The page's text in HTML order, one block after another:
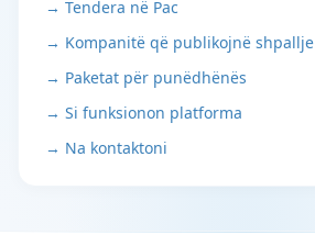
→ Tendera në Pac
→ Kompanitë që publikojnë shpallje
→ Paketat për punëdhënës
→ Si funksionon platforma
→ Na kontaktoni